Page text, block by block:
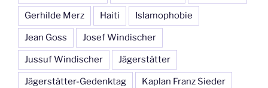
Gerhilde Merz Haiti Islamophobie
Jean Goss Josef Windischer
Jussuf Windischer Jägerstätter
Jägerstätter-Gedenktag Kaplan Franz Sieder